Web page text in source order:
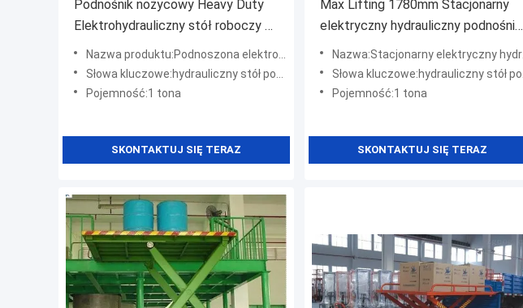
Podnośnik nożycowy Heavy Duty
Elektrohydrauliczny stół roboczy o
wysokości 1 m
Nazwa produktu:Podnoszona elektrohydrauliczna platforma robocza o dużej wytrzymałości
Słowa kluczowe:hydrauliczny stół podnoszący
Pojemność:1 tona
SKONTAKTUJ SIĘ TERAZ
Max Lifting 1780mm Stacjonarny
elektryczny hydrauliczny podnośnik
nożycowy AC380v
Nazwa:Stacjonarny elektryczny hydrauliczny podnośnik nożycowy
Słowa kluczowe:hydrauliczny stół podnoszący
Pojemność:1 tona
SKONTAKTUJ SIĘ TERAZ